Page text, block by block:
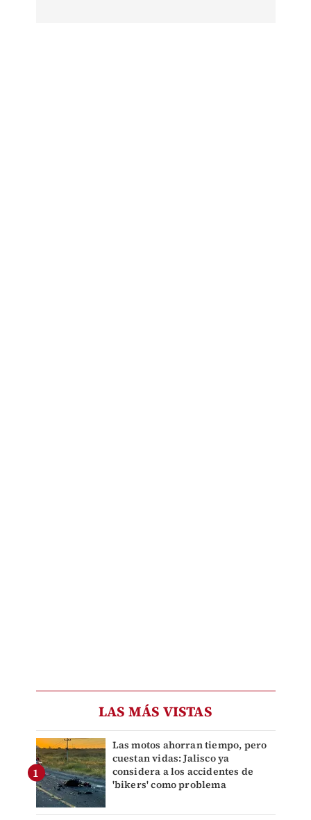
LAS MÁS VISTAS
Las motos ahorran tiempo, pero
cuestan vidas: Jalisco ya
considera a los accidentes de
'bikers' como problema